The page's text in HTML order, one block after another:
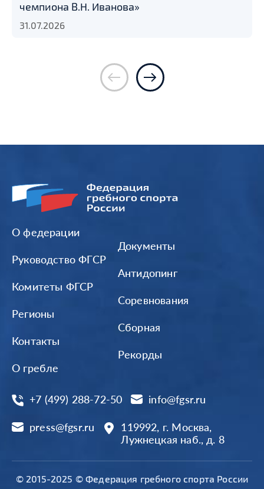
чемпиона В.Н. Иванова»
31.07.2026
О федерации
Руководство ФГСР
Комитеты ФГСР
Регионы
Контакты
О гребле
Документы
Антидопинг
Соревнования
Сборная
Рекорды
+7 (499) 288-72-50 info@fgsr.ru
press@fgsr.ru
119992, г. Москва,
Лужнецкая наб., д. 8
© 2015-2025 © Федерация гребного спорта России